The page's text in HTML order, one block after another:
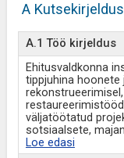
A Kutsekirjeldus
A.1 Töö kirjeldus
Ehitusvaldkonna
tippjuhina
väljatöötatud
sotsiaalsete,
Loe edasi